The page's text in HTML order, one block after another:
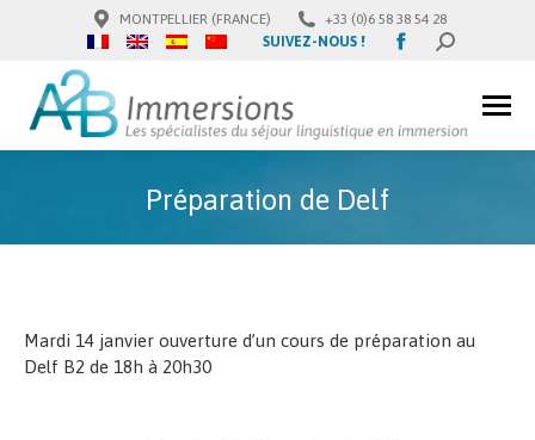
MONTPELLIER (FRANCE)
+33 (0)6 58 38 54 28
SUIVEZ-NOUS !
Facebook
new
window
SEARCH:
Préparation de Delf
Mardi 14 janvier ouverture d’un cours de préparation au
Delf B2 de 18h à 20h30